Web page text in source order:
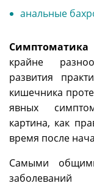
анальные
крайне
развития
кишечника
явных
картина, как
время после
Самыми
заболеваний